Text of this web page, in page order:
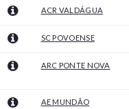
ACR VALDÁGUA
SC POVOENSE
ARC PONTE NOVA
AE MUNDÃO